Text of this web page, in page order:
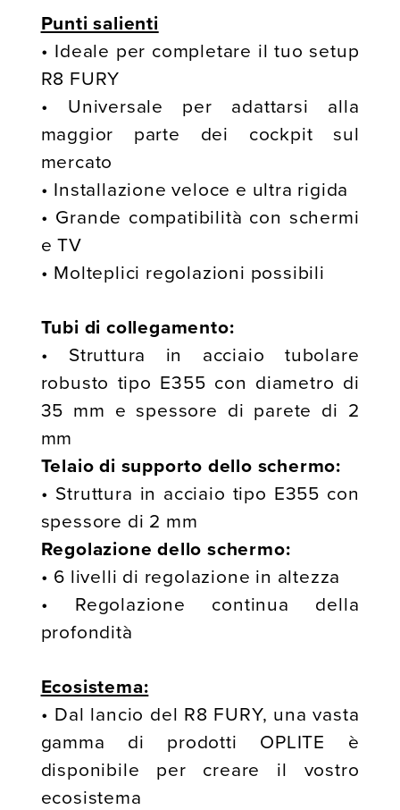
Punti salienti
• Ideale per completare il tuo setup
R8 FURY
• Universale per adattarsi alla
maggior parte dei cockpit sul
mercato
• Installazione veloce e ultra rigida
• Grande compatibilità con schermi
e TV
• Molteplici regolazioni possibili
Tubi di collegamento:
• Struttura in acciaio tubolare
robusto tipo E355 con diametro di
35 mm e spessore di parete di 2
mm
Telaio di supporto dello schermo:
• Struttura in acciaio tipo E355 con
spessore di 2 mm
Regolazione dello schermo:
• 6 livelli di regolazione in altezza
• Regolazione continua della
profondità
Ecosistema:
• Dal lancio del R8 FURY, una vasta
gamma di prodotti OPLITE è
disponibile per creare il vostro
ecosistema